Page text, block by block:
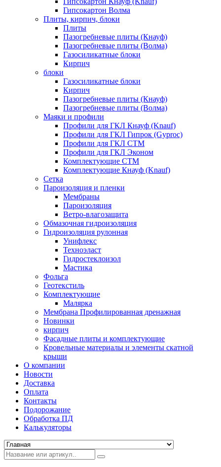
Гипсокартон Волма
Плиты, кирпич, блоки
Плиты
Пазогребневые плиты (Кнауф)
Пазогребневые плиты (Волма)
Газосиликатные блоки
Кирпич
блоки
Газосиликатные блоки
Кирпич
Пазогребневые плиты (Кнауф)
Пазогребневые плиты (Волма)
Маяки и профили
Профили для ГКЛ Кнауф (Knauf)
Профили для ГКЛ Гипрок (Gyproc)
Профили для ГКЛ СТМ
Профили для ГКЛ Эконом
Комплектующие СТМ
Комплектующие Кнауф (Knauf)
Сетка
Пароизоляция и пленки
Мембраны
Пароизоляция
Ветро-влагозащита
Обмазочная гидроизоляция
Гидроизоляция рулонная
Унифлекс
Техноэласт
Гидростеклоизол
Мастика
Фольга
Геотекстиль
Комплектующие
Малярка
Мембрана Профилированная дренажная
Новинки
кирпич
Фасадные плиты и комплектующие
Кровельные материалы и элементы скатной
крыши
О компании
Новости
Доставка
Оплата
Контакты
Подорожание
Обработка ПД
Калькуляторы